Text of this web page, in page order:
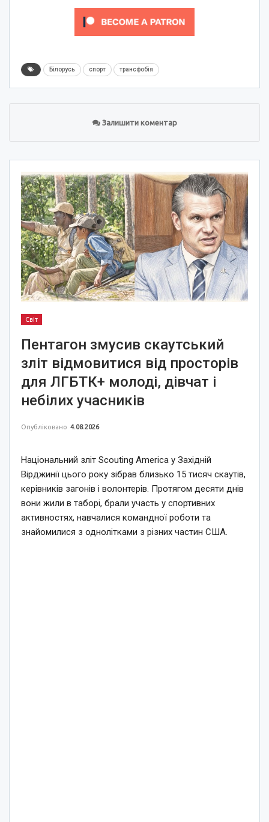
Білорусь спорт трансфобія
Залишити коментар
Світ
Пентагон змусив скаутський
зліт відмовитися від просторів
для ЛГБТК+ молоді, дівчат і
небілих учасників
Опубліковано 4.08.2026
Національний зліт Scouting America у Західній
Вірджинії цього року зібрав близько 15 тисяч скаутів,
керівників загонів і волонтерів. Протягом десяти днів
вони жили в таборі, брали участь у спортивних
активностях, навчалися командної роботи та
знайомилися з однолітками з різних частин США.